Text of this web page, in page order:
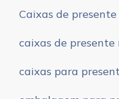
Caixas de presente
caixas de presente
caixas para